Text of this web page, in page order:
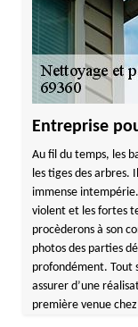
Entreprise
Au fil du temps, les
les tiges des arbres.
immense
violent et les fortes
procèderons à son
photos des parties
profondément. Tout
assurer d’une
première venue